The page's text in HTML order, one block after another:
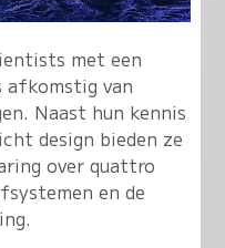
met een
afkomstig van
Naast hun kennis
design bieden ze
over quattro
en de